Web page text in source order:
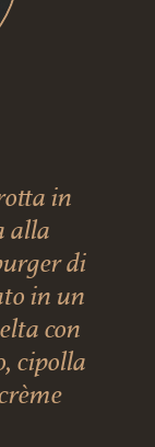
in
alla
di
in un
con
cipolla